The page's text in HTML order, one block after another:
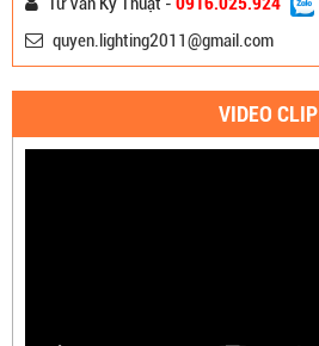
quyen.lighting2011@gmail.com
VIDEO CLIP